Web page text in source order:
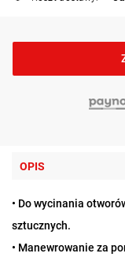
OPIS
• Do wycinania
sztucznych.
• Manewrowanie za